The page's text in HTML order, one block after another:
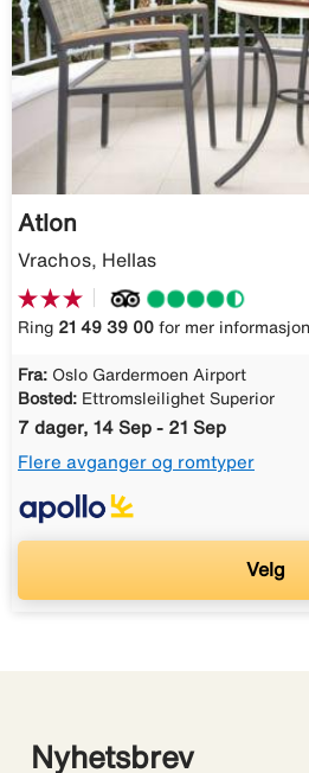
Atlon
Vrachos, Hellas
Ring 21 49 39 00 for mer
Fra: Oslo Gardermoen Airport
Bosted: Ettromsleilighet Superior
7 dager, 14 Sep - 21 Sep
Flere avganger og romtyper
Velg
Nyhetsbrev